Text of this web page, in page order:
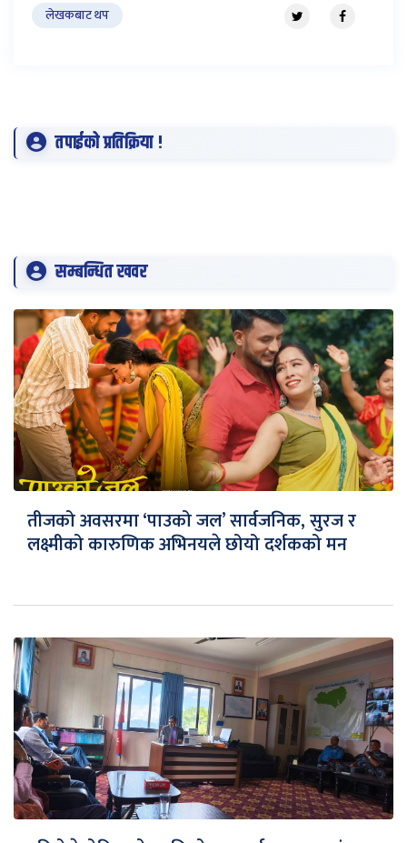
लेखकबाट थप
तपाईको प्रतिक्रिया !
सम्बन्धित खवर
तीजको अवसरमा ‘पाउको जल’ सार्वजनिक, सुरज र
लक्ष्मीको कारुणिक अभिनयले छोयो दर्शकको मन